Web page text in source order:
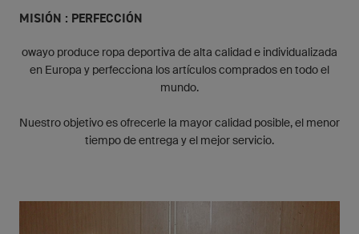
MISIÓN : PERFECCIÓN
owayo produce ropa deportiva de alta calidad e individualizada
en Europa y perfecciona los artículos comprados en todo el
mundo.
Nuestro objetivo es ofrecerle la mayor calidad posible, el menor
tiempo de entrega y el mejor servicio.